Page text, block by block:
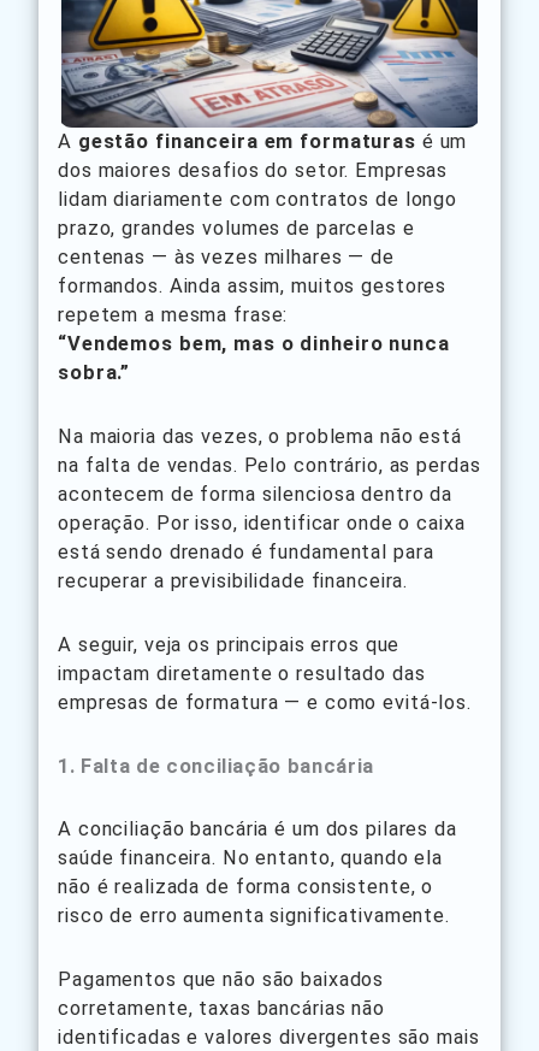
A gestão financeira em formaturas é um
dos maiores desafios do setor. Empresas
lidam diariamente com contratos de longo
prazo, grandes volumes de parcelas e
centenas — às vezes milhares — de
formandos. Ainda assim, muitos gestores
repetem a mesma frase:
“Vendemos bem, mas o dinheiro nunca
sobra.”
Na maioria das vezes, o problema não está
na falta de vendas. Pelo contrário, as perdas
acontecem de forma silenciosa dentro da
operação. Por isso, identificar onde o caixa
está sendo drenado é fundamental para
recuperar a previsibilidade financeira.
A seguir, veja os principais erros que
impactam diretamente o resultado das
empresas de formatura — e como evitá-los.
1. Falta de conciliação bancária
A conciliação bancária é um dos pilares da
saúde financeira. No entanto, quando ela
não é realizada de forma consistente, o
risco de erro aumenta significativamente.
Pagamentos que não são baixados
corretamente, taxas bancárias não
identificadas e valores divergentes são mais